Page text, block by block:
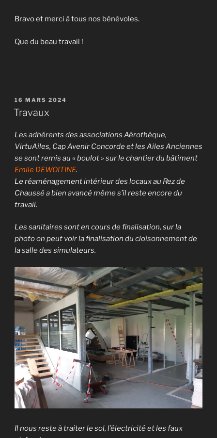
Bravo et merci à tous nos bénévoles.
Que du beau travail !
PUBLIÉ
LE
16 MARS 2024
Travaux
Les adhérents des associations Aérothèque,
VirtuAiles, Cap Avenir Concorde et les Ailes Anciennes
se sont remis au « boulot » sur le chantier du bâtiment
Emile DEWOITINE.
Le réaménagement intérieur des locaux au Rez de
Chaussé a bien avancé même s’il reste encore du
travail.
Les sanitaires sont en cours de finalisation, sur la
photo on peut voir la finalisation du cloisonnement de
la salle des simulateurs.
Il nous reste à traiter le sol, l’électricité et les faux